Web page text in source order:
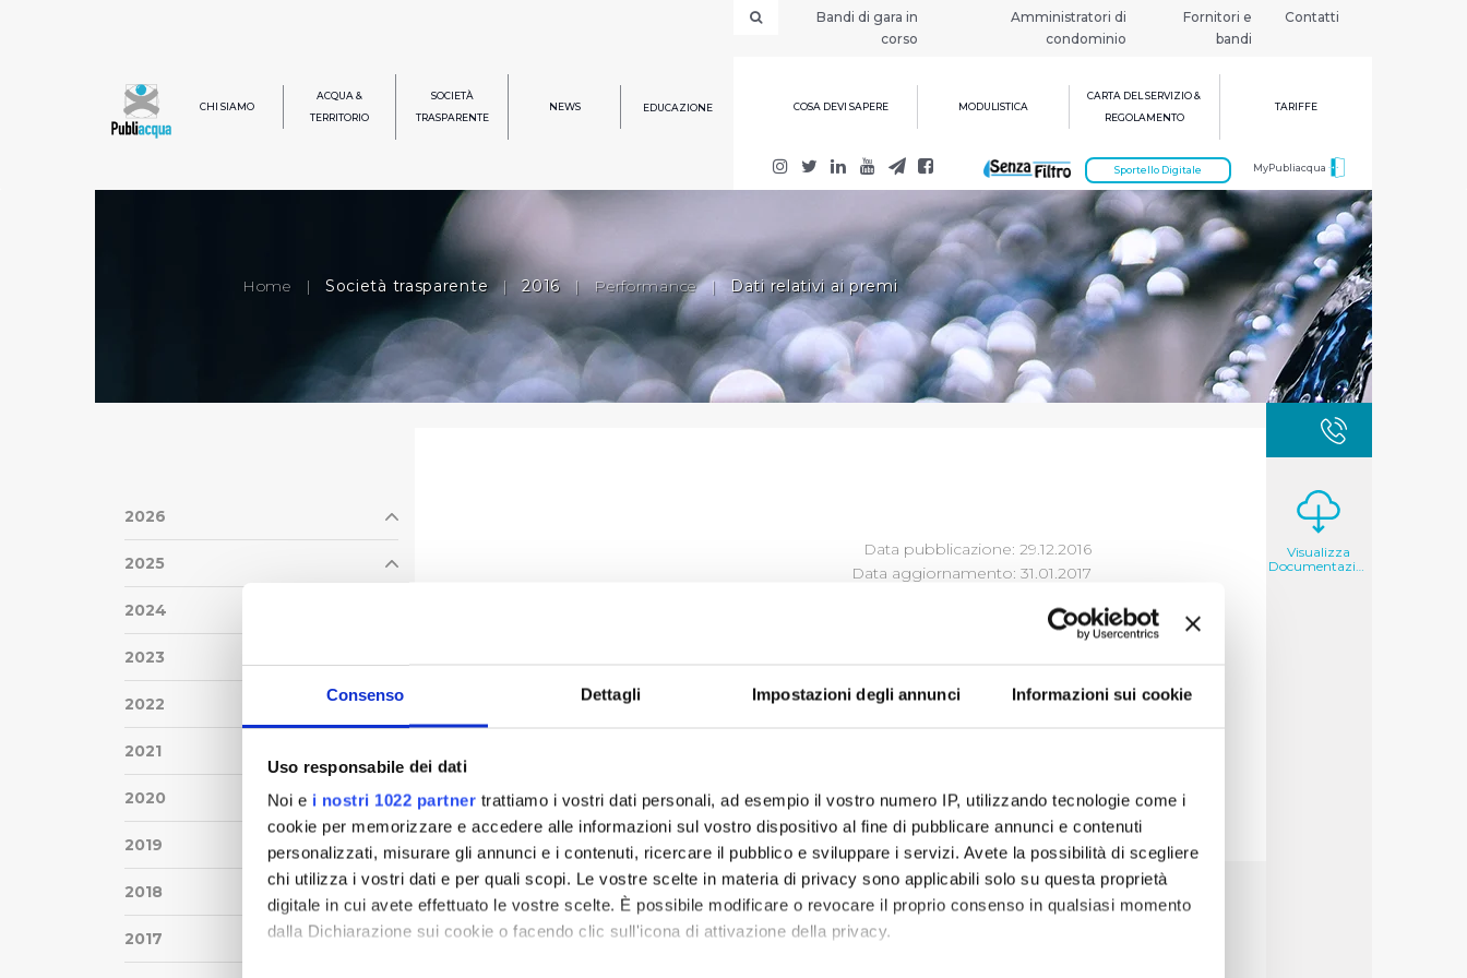
Consenso Dettagli Impostazioni degli annunci Informazioni sui cookie
Uso responsabile dei dati
Noi e i nostri 1022 partner trattiamo i vostri dati personali, ad esempio il vostro numero IP, utilizzando tecnologie come i
cookie per memorizzare e accedere alle informazioni sul vostro dispositivo al fine di pubblicare annunci e contenuti
personalizzati, misurare gli annunci e i contenuti, ricercare il pubblico e sviluppare i servizi. Avete la possibilità di scegliere
chi utilizza i vostri dati e per quali scopi. Le vostre scelte in materia di privacy sono applicabili solo su questa proprietà
digitale in cui avete effettuato le vostre scelte. È possibile modificare o revocare il proprio consenso in qualsiasi momento
dalla Dichiarazione sui cookie o facendo clic sull'icona di attivazione della privacy.
Bandi di gara in
corso
Amministratori di
condominio
Fornitori e
bandi
Contatti
CHI SIAMO
ACQUA &
TERRITORIO
SOCIETÀ
TRASPARENTE
NEWS EDUCAZIONE COSA DEVI SAPERE MODULISTICA
CARTA DEL SERVIZIO &
REGOLAMENTO
TARIFFE
MyPubliacqua
Sportello Digitale
Home | Società trasparente | 2016 | Performance | Dati relativi ai premi
2026
2025
2024
2023
2022
2021
2020
2019
2018
2017
Data pubblicazione: 29.12.2016
Data aggiornamento: 31.01.2017
Visualizza
Documentazione